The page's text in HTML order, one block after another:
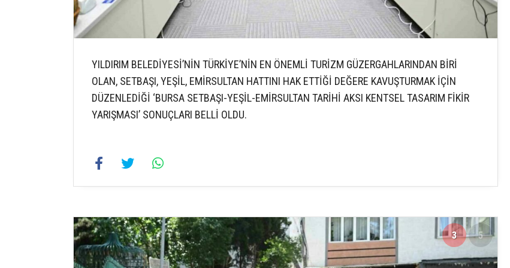
YILDIRIM BELEDİYESİ’NİN TÜRKİYE’NİN EN ÖNEMLİ TURİZM GÜZERGAHLARINDAN BİRİ
OLAN, SETBAŞI, YEŞİL, EMİRSULTAN HATTINI HAK ETTİĞİ DEĞERE KAVUŞTURMAK İÇİN
DÜZENLEDİĞİ ‘BURSA SETBAŞI-YEŞİL-EMİRSULTAN TARİHİ AKSI KENTSEL TASARIM FİKİR
YARIŞMASI’ SONUÇLARI BELLİ OLDU.
3 5